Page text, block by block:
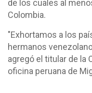
de los cuales al
Colombia.
"Exhortamos a los
hermanos
agregó el titular de la
oficina peruana de